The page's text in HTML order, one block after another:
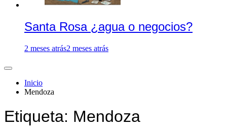
Santa Rosa ¿agua o negocios?
2 meses atrás2 meses atrás
Inicio
Mendoza
Etiqueta: Mendoza